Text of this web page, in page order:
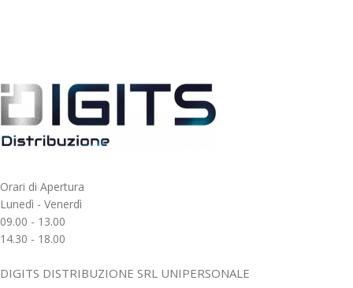
Orari di Apertura
Lunedì - Venerdì
09.00 - 13.00
14.30 - 18.00
DIGITS DISTRIBUZIONE SRL UNIPERSONALE